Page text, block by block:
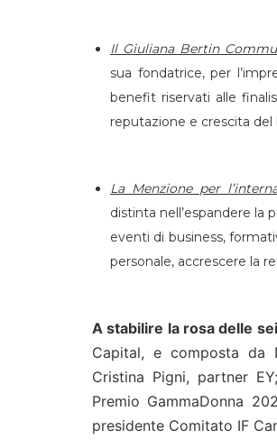
Il Giuliana Bertin
sua fondatrice, per
benefit riservati alle
reputazione e crescita del
La Menzione per
distinta nell’espandere la
eventi di business,
personale, accrescere la
A stabilire la rosa delle
Capital, e composta da
Cristina Pigni, partner
Premio GammaDonna
presidente Comitato IF